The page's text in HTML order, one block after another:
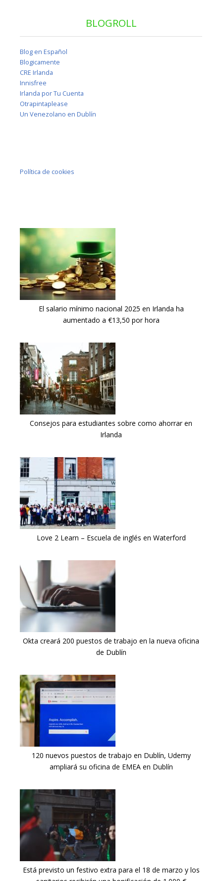
BLOGROLL
Blog en Español
Blogicamente
CRE Irlanda
Innisfree
Irlanda por Tu Cuenta
Otrapintaplease
Un Venezolano en Dublín
Política de cookies
El salario mínimo nacional 2025 en Irlanda ha
aumentado a €13,50 por hora
Consejos para estudiantes sobre como ahorrar en
Irlanda
Love 2 Learn – Escuela de inglés en Waterford
Okta creará 200 puestos de trabajo en la nueva oficina
de Dublín
120 nuevos puestos de trabajo en Dublín, Udemy
ampliará su oficina de EMEA en Dublín
Está previsto un festivo extra para el 18 de marzo y los